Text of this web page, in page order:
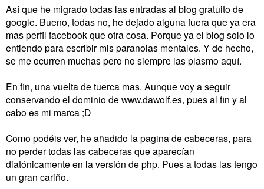
Así que he migrado todas las entradas al blog gratuito de
google. Bueno, todas no, he dejado alguna fuera que ya era
mas perfil facebook que otra cosa. Porque ya el blog solo lo
entiendo para escribir mis paranoias mentales. Y de hecho,
se me ocurren muchas pero no siempre las plasmo aquí.
En fin, una vuelta de tuerca mas. Aunque voy a seguir
conservando el dominio de www.dawolf.es, pues al fin y al
cabo es mi marca ;D
Como podéis ver, he añadido la pagina de cabeceras, para
no perder todas las cabeceras que aparecían
diatónicamente en la versión de php. Pues a todas las tengo
un gran cariño.